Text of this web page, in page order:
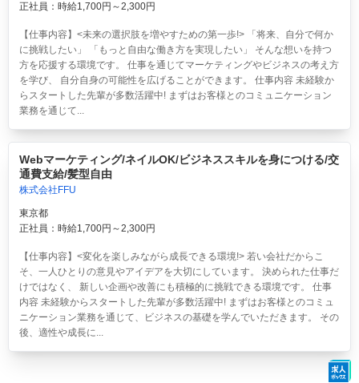
正社員：時給1,700円～2,300円
【仕事内容】<未来の選択肢を増やすための第一歩!> 「将来、自分で何か
に挑戦したい」 「もっと自由な働き方を実現したい」 そんな想いを持つ
方を応援する環境です。 仕事を通じてマーケティングやビジネスの考え方
を学び、 自分自身の可能性を広げることができます。 仕事内容 未経験か
らスタートした先輩が多数活躍中! まずはお客様とのコミュニケーション
業務を通じて...
Webマーケティング/ネイルOK/ビジネススキルを身につける/交
通費支給/髪型自由
株式会社FFU
東京都
正社員：時給1,700円～2,300円
【仕事内容】<変化を楽しみながら成長できる環境!> 若い会社だからこ
そ、一人ひとりの意見やアイデアを大切にしています。 決められた仕事だ
けではなく、 新しい企画や改善にも積極的に挑戦できる環境です。 仕事
内容 未経験からスタートした先輩が多数活躍中! まずはお客様とのコミュ
ニケーション業務を通じて、ビジネスの基礎を学んでいただきます。 その
後、適性や成長に...